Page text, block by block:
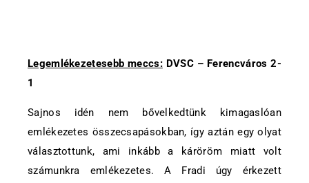
Legemlékezetesebb meccs:DVSC – Ferencváros 2-
1
Sajnos idén nem bővelkedtünk kimagaslóan
emlékezetes összecsapásokban, így aztán egy olyat
választottunk, ami inkább a káröröm miatt volt
számunkra emlékezetes. A Fradi úgy érkezett